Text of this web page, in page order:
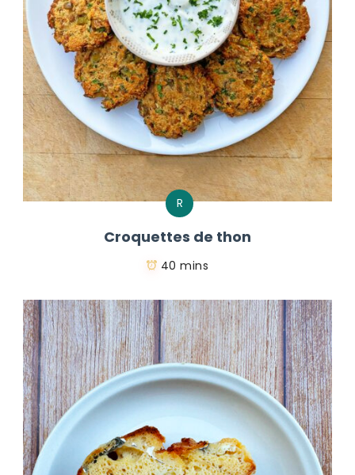
R
Croquettes de thon
40 mins